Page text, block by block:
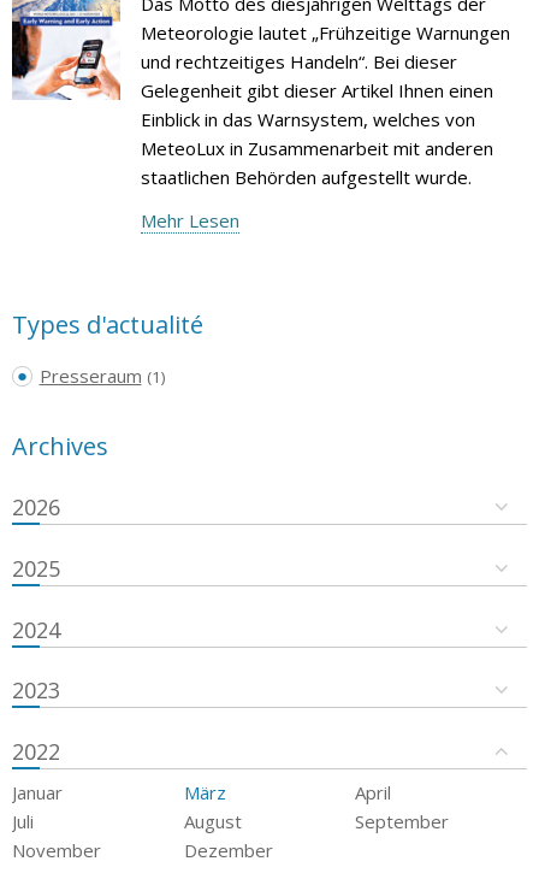
Meteorologie lautet „Frühzeitige Warnungen
und rechtzeitiges Handeln“. Bei dieser
Gelegenheit gibt dieser Artikel Ihnen einen
Einblick in das Warnsystem, welches von
MeteoLux in Zusammenarbeit mit anderen
staatlichen Behörden aufgestellt wurde.
Mehr Lesen
Types d'actualité
Presseraum (1)
Archives
2026
2025
2024
2023
2022
Januar März
April
Juli
August
September
November
Dezember